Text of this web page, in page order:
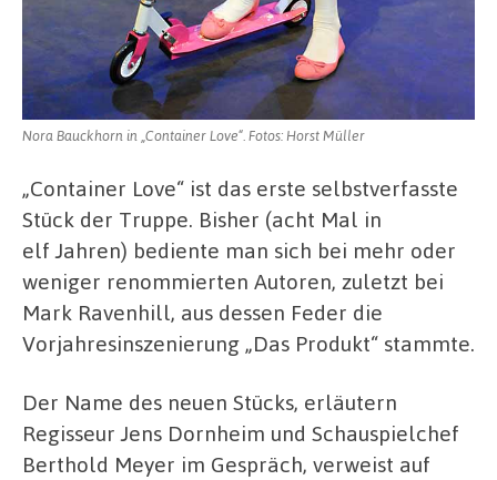
Nora Bauckhorn in „Container Love“. Fotos: Horst Müller
„Container Love“ ist das erste selbstverfasste
Stück der Truppe. Bisher (acht Mal in
elf Jahren) bediente man sich bei mehr oder
weniger renommierten Autoren, zuletzt bei
Mark Ravenhill, aus dessen Feder die
Vorjahresinszenierung „Das Produkt“ stammte.
Der Name des neuen Stücks, erläutern
Regisseur Jens Dornheim und Schauspielchef
Berthold Meyer im Gespräch, verweist auf